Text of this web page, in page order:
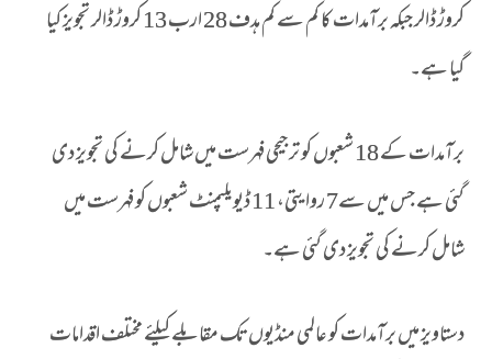
کروڑ ڈالر جبکہ برآمدات کا کم سے کم ہدف 28 ارب 13 کروڑ ڈالر تجویز کیا
گیا ہے۔
برآمدات کے 18 شعبوں کو ترجیحی فہرست میں شامل کرنے کی تجویز دی
گئی ہے جس میں سے7 روایتی، 11 ڈیویلپمنٹ شعبوں کو فہرست میں
شامل کرنے کی تجویز دی گئی ہے۔
دستاویز میں برآمدات کو عالمی منڈیوں تک مقابلے کیلئے مختلف اقدامات